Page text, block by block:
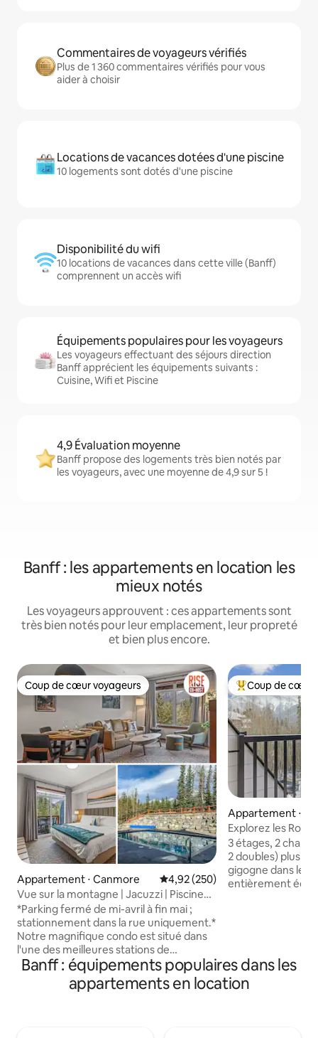
Commentaires de voyageurs vérifiés
Plus de 1 360 commentaires vérifiés pour vous
aider à choisir
Locations de vacances dotées d'une piscine
10 logements sont dotés d'une piscine
Disponibilité du wifi
10 locations de vacances dans cette ville (Banff)
comprennent un accès wifi
Équipements populaires pour les voyageurs
Les voyageurs effectuant des séjours direction
Banff apprécient les équipements suivants :
Cuisine, Wifi et Piscine
4,9 Évaluation moyenne
Banff propose des logements très bien notés par
les voyageurs, avec une moyenne de 4,9 sur 5 !
Banff : les appartements en location les
mieux notés
Les voyageurs approuvent : ces appartements sont
très bien notés pour leur emplacement, leur propreté
et bien plus encore.
Coup de cœur voyageurs
Coup de cœur voyageurs
Appartement ⋅ Canmore Évaluation moyenne sur la
4,92 (250)
Vue sur la montagne | Jacuzzi | Piscine
extérieure | Lit King
*Parking fermé de mi-avril à fin mai ;
stationnement dans la rue uniquement.*
Notre magnifique condo est situé dans
l'une des meilleures stations de
Canmore avec un accès toute l'année au
jacuzzi et à la piscine chauffée. Nous
sommes à 20 minutes à pied du centre-
Coups de cœur
Coup de cœur
Appartement ⋅
Explorez les
élégant
3 étages, 2
2 doubles) plus
gigogne dans le séjour
entièrement équipée. Chaise
et 83" de haut.
mesure 105" de
dans la rue si
Banff : équipements populaires dans les
appartements en location